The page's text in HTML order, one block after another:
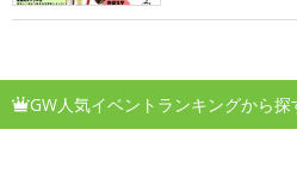
GW人気イベントランキングから探